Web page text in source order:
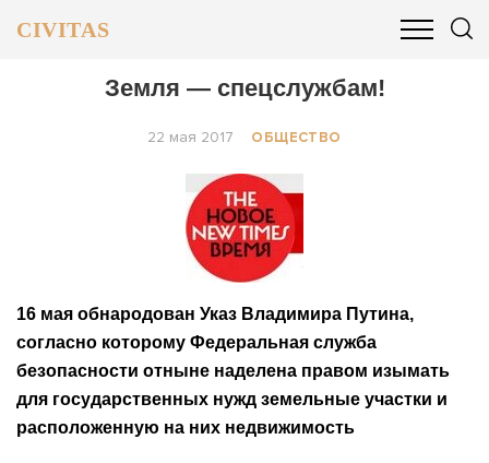
CIVITAS
ОБЩЕСТВО БИЗНЕС И ФИНАНСЫ
Земля — спецслужбам!
22 мая 2017 ОБЩЕСТВО
16 мая обнародован Указ Владимира Путина,
согласно которому Федеральная служба
безопасности отныне наделена правом изымать
для государственных нужд земельные участки и
расположенную на них недвижимость